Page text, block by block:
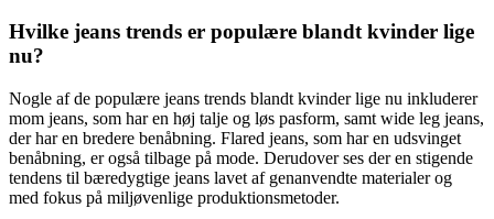
Hvilke jeans trends er populære blandt kvinder lige
nu?
Nogle af de populære jeans trends blandt kvinder lige nu inkluderer
mom jeans, som har en høj talje og løs pasform, samt wide leg jeans,
der har en bredere benåbning. Flared jeans, som har en udsvinget
benåbning, er også tilbage på mode. Derudover ses der en stigende
tendens til bæredygtige jeans lavet af genanvendte materialer og
med fokus på miljøvenlige produktionsmetoder.